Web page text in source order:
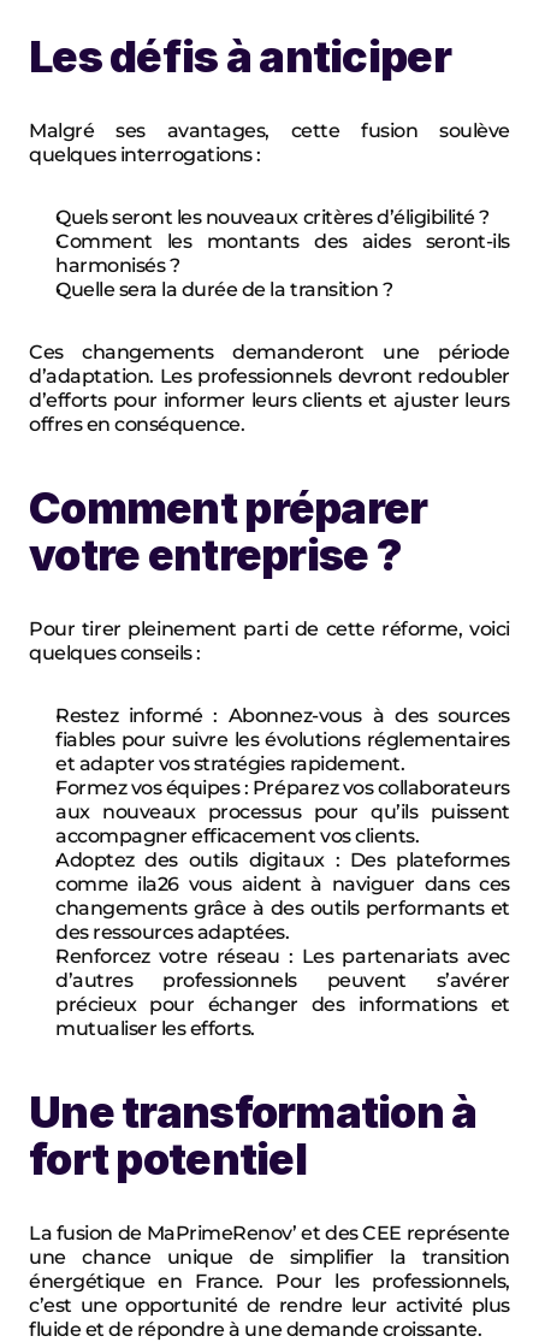
Les défis à anticiper
Malgré ses avantages, cette fusion soulève
quelques interrogations :
Quels seront les nouveaux critères d’éligibilité ?
Comment les montants des aides seront-ils
harmonisés ?
Quelle sera la durée de la transition ?
Ces changements demanderont une période
d’adaptation. Les professionnels devront redoubler
d’efforts pour informer leurs clients et ajuster leurs
offres en conséquence.
Comment préparer
votre entreprise ?
Pour tirer pleinement parti de cette réforme, voici
quelques conseils :
Restez informé : Abonnez-vous à des sources
fiables pour suivre les évolutions réglementaires
et adapter vos stratégies rapidement.
Formez vos équipes : Préparez vos collaborateurs
aux nouveaux processus pour qu’ils puissent
accompagner efficacement vos clients.
Adoptez des outils digitaux : Des plateformes
comme ila26 vous aident à naviguer dans ces
changements grâce à des outils performants et
des ressources adaptées.
Renforcez votre réseau : Les partenariats avec
d’autres professionnels peuvent s’avérer
précieux pour échanger des informations et
mutualiser les efforts.
Une transformation à
fort potentiel
La fusion de MaPrimeRenov’ et des CEE représente
une chance unique de simplifier la transition
énergétique en France. Pour les professionnels,
c’est une opportunité de rendre leur activité plus
fluide et de répondre à une demande croissante.